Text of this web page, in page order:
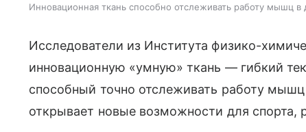
Инновационная ткань способно отслеживать работу мышц в
Исследователи из Института физико-
инновационную «умную» ткань — гибкий
способный точно отслеживать работу
открывает новые возможности для спорта,